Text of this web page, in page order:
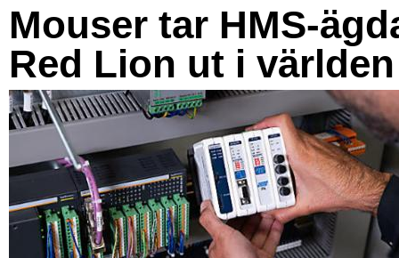
Mouser tar HMS-
Red Lion ut i världen